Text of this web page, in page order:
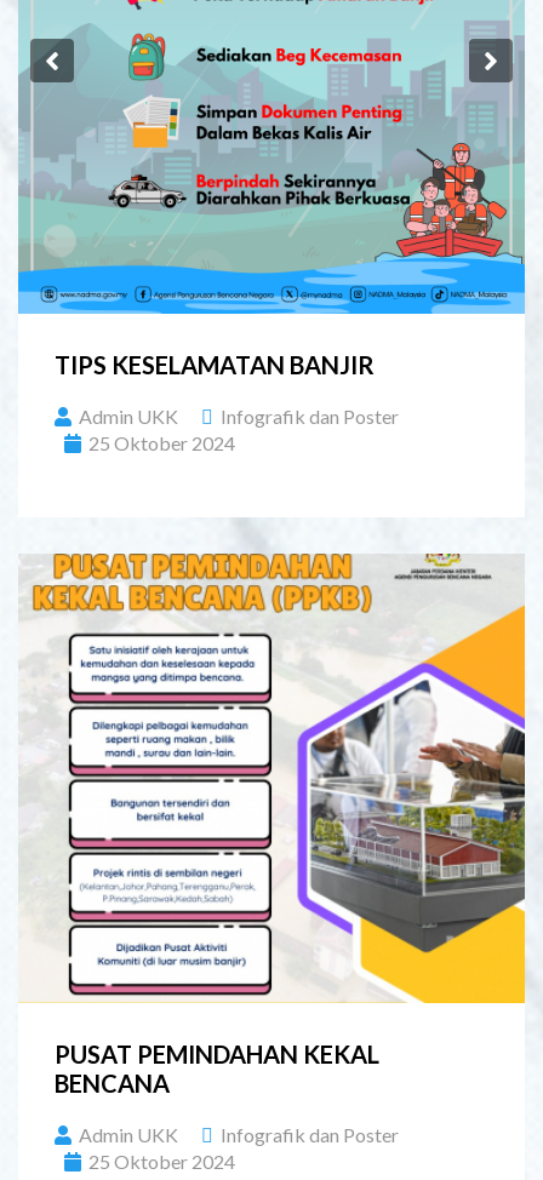
Previous
TIPS KESELAMATAN BANJIR
Admin UKK
Infografik dan Poster
25 Oktober 2024
PUSAT PEMINDAHAN KEKAL
BENCANA
Admin UKK
Infografik dan Poster
25 Oktober 2024